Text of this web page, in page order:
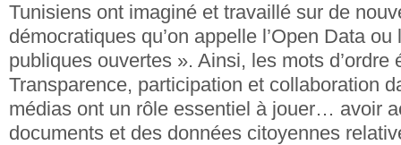
Tunisiens ont imaginé et travaillé sur de
démocratiques qu’on appelle l’Open Data
publiques ouvertes ». Ainsi, les mots d’ordre
Transparence, participation et collaboration
médias ont un rôle essentiel à jouer… avoir
documents et des données citoyennes